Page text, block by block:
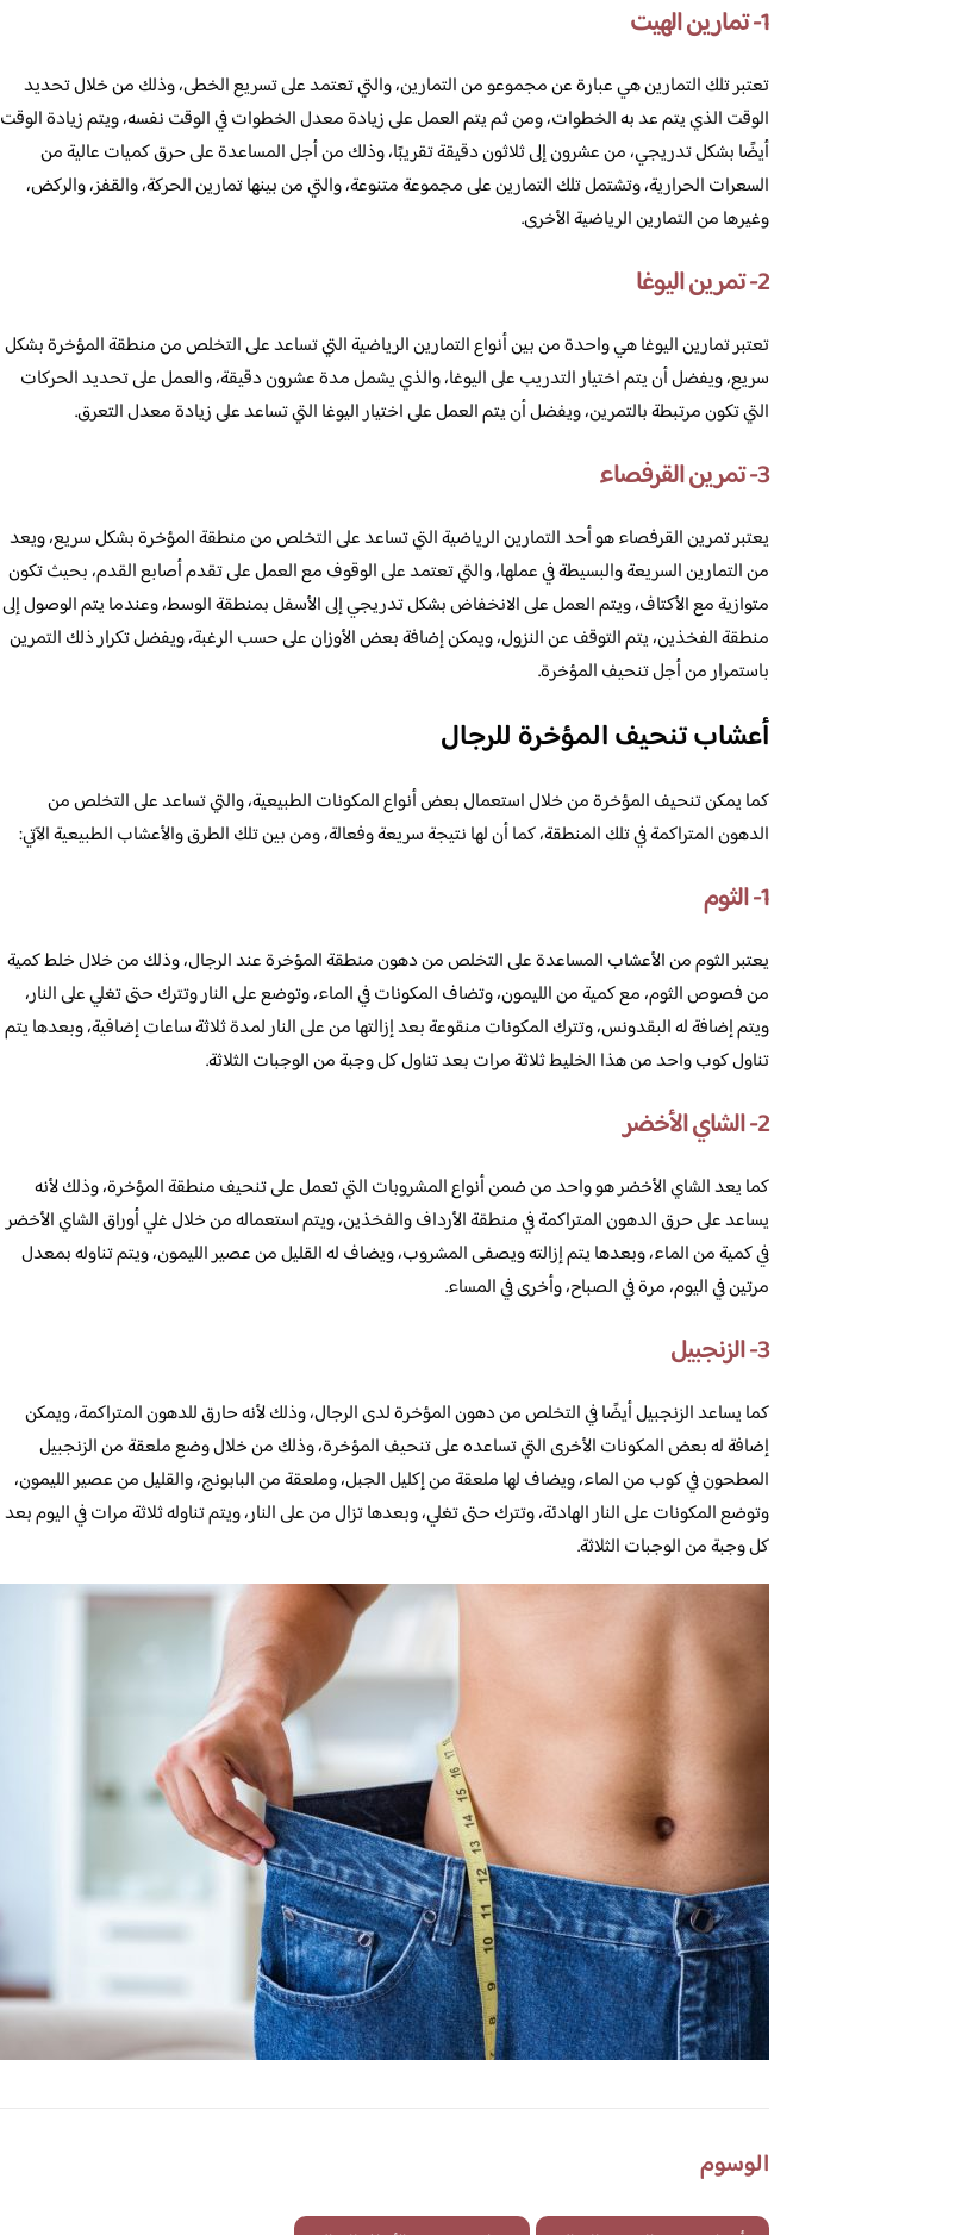
1- تمارين الهيت
تعتبر تلك التمارين هي عبارة عن مجموعو من التمارين، والتي تعتمد على تسريع الخطى، وذلك من خلال تحديد
الوقت الذي يتم عد به الخطوات، ومن ثم يتم العمل على زيادة معدل الخطوات في الوقت نفسه، ويتم زيادة الوقت
أيضًا بشكل تدريجي، من عشرون إلى ثلاثون دقيقة تقريبًا، وذلك من أجل المساعدة على حرق كميات عالية من
السعرات الحرارية، وتشتمل تلك التمارين على مجموعة متنوعة، والتي من بينها تمارين الحركة، والقفز، والركض،
وغيرها من التمارين الرياضية الأخرى.
2- تمرين اليوغا
تعتبر تمارين اليوغا هي واحدة من بين أنواع التمارين الرياضية التي تساعد على التخلص من منطقة المؤخرة بشكل
سريع، ويفضل أن يتم اختيار التدريب على اليوغا، والذي يشمل مدة عشرون دقيقة، والعمل على تحديد الحركات
التي تكون مرتبطة بالتمرين، ويفضل أن يتم العمل على اختيار اليوغا التي تساعد على زيادة معدل التعرق.
3- تمرين القرفصاء
يعتبر تمرين القرفصاء هو أحد التمارين الرياضية التي تساعد على التخلص من منطقة المؤخرة بشكل سريع، ويعد
من التمارين السريعة والبسيطة في عملها، والتي تعتمد على الوقوف مع العمل على تقدم أصابع القدم، بحيث تكون
متوازية مع الأكتاف، ويتم العمل على الانخفاض بشكل تدريجي إلى الأسفل بمنطقة الوسط، وعندما يتم الوصول إلى
منطقة الفخذين، يتم التوقف عن النزول، ويمكن إضافة بعض الأوزان على حسب الرغبة، ويفضل تكرار ذلك التمرين
باستمرار من أجل تنحيف المؤخرة.
أعشاب تنحيف المؤخرة للرجال
كما يمكن تنحيف المؤخرة من خلال استعمال بعض أنواع المكونات الطبيعية، والتي تساعد على التخلص من
الدهون المتراكمة في تلك المنطقة، كما أن لها نتيجة سريعة وفعالة، ومن بين تلك الطرق والأعشاب الطبيعية الآتي:
1- الثوم
يعتبر الثوم من الأعشاب المساعدة على التخلص من دهون منطقة المؤخرة عند الرجال، وذلك من خلال خلط كمية
من فصوص الثوم، مع كمية من الليمون، وتضاف المكونات في الماء، وتوضع على النار وتترك حتى تغلي على النار،
ويتم إضافة له البقدونس، وتترك المكونات منقوعة بعد إزالتها من على النار لمدة ثلاثة ساعات إضافية، وبعدها يتم
تناول كوب واحد من هذا الخليط ثلاثة مرات بعد تناول كل وجبة من الوجبات الثلاثة.
2- الشاي الأخضر
كما يعد الشاي الأخضر هو واحد من ضمن أنواع المشروبات التي تعمل على تنحيف منطقة المؤخرة، وذلك لأنه
يساعد على حرق الدهون المتراكمة في منطقة الأرداف والفخذين، ويتم استعماله من خلال غلي أوراق الشاي الأخضر
في كمية من الماء، وبعدها يتم إزالته ويصفى المشروب، ويضاف له القليل من عصير الليمون، ويتم تناوله بمعدل
مرتين في اليوم، مرة في الصباح، وأخرى في المساء.
3- الزنجبيل
كما يساعد الزنجبيل أيضًا في التخلص من دهون المؤخرة لدى الرجال، وذلك لأنه حارق للدهون المتراكمة، ويمكن
إضافة له بعض المكونات الأخرى التي تساعده على تنحيف المؤخرة، وذلك من خلال وضع ملعقة من الزنجبيل
المطحون في كوب من الماء، ويضاف لها ملعقة من إكليل الجبل، وملعقة من البابونج، والقليل من عصير الليمون،
وتوضع المكونات على النار الهادئة، وتترك حتى تغلي، وبعدها تزال من على النار، ويتم تناوله ثلاثة مرات في اليوم بعد
كل وجبة من الوجبات الثلاثة.
الوسوم